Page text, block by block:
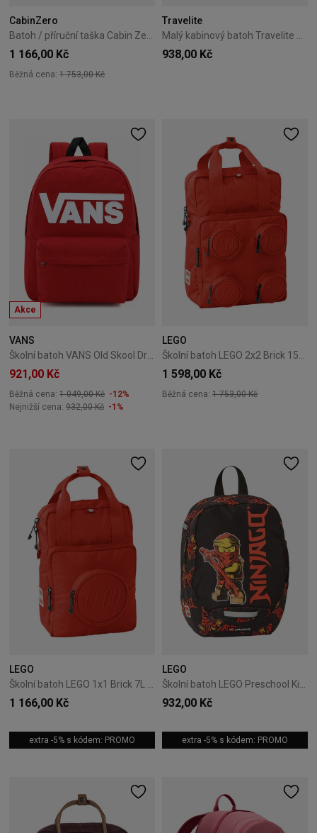
CabinZero
Batoh / příruční taška Cabin Zero Classic 36L London Red
1 166,00 Kč
Běžná cena: 1 753,00 Kč
Travelite
Malý kabinový batoh Travelite Kick Off červený
938,00 Kč
Akce
VANS
921,00 Kč
Běžná cena: 1 049,00 Kč -12%
Nejnižší cena: 932,00 Kč -1%
LEGO
1 598,00 Kč
Běžná cena: 1 753,00 Kč
LEGO
1 166,00 Kč
extra -5% s kódem: PROMO
LEGO
932,00 Kč
extra -5% s kódem: PROMO